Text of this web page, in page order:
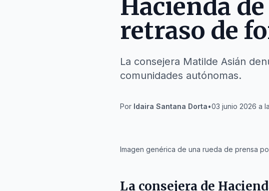
Hacienda
retraso de
La consejera Matilde Asián
comunidades autónomas.
Por Idaira Santana Dorta•03 junio 2026 a
Imagen genérica de una rueda de prensa
La consejera de